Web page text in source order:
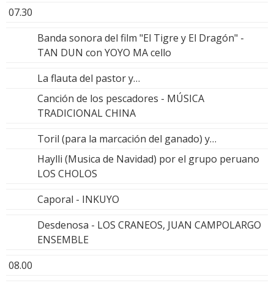
07.30
Banda sonora del film "El Tigre y El Dragón" -
TAN DUN con YOYO MA cello
La flauta del pastor y…
Canción de los pescadores - MÚSICA
TRADICIONAL CHINA
Toril (para la marcación del ganado) y…
Haylli (Musica de Navidad) por el grupo peruano
LOS CHOLOS
Caporal - INKUYO
Desdenosa - LOS CRANEOS, JUAN CAMPOLARGO
ENSEMBLE
08.00